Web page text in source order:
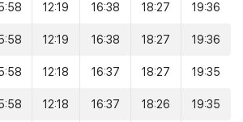
12:19 16:38 18:27 19:36
12:19 16:38 18:27 19:36
12:18 16:37 18:27 19:35
12:18 16:37 18:26 19:35